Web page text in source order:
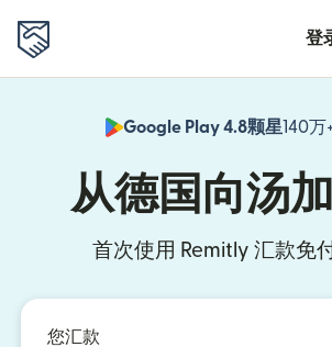
登
Google Play 4.8颗星140万
从德国向汤
首次使用 Remitly 汇款免
您汇款